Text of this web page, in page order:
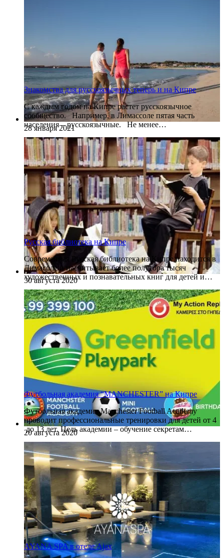
28 января 2021
Знакомства для русскоязычных теперь и на Кипре
С каждым годом на Кипре растет русскоязычное
сообщество. Например, в Лимассоле пятая часть
населения – русскоязычные. Не менее…
30 августа 2020
Русская библиотека на Кипре
Современная Русская библиотека на Кипре находится в
Лимасоле и насчитывает более полутора тысяч
художественных и познавательных книг для детей и…
20 августа 2020
Футбольная академия “MANCHESTER” на Кипре
Футбольная академия Manchester Football Academy
проводит профессиональные тренировки для детей от 4
до 13 лет. Цель академии – обучение секретам…
AYANA SPA в отеле Ajax